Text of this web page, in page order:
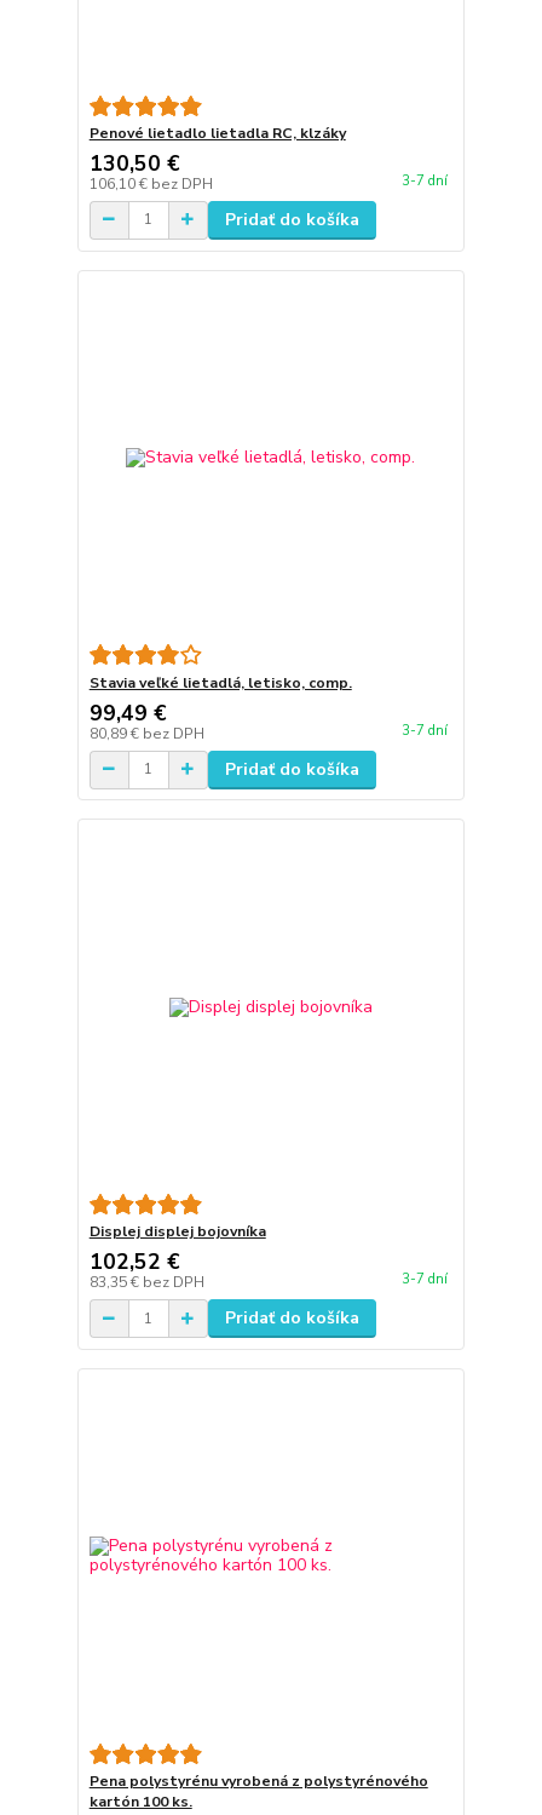
Penové lietadlo lietadla RC, klzáky
130,50 €
106,10 € bez DPH 3-7 dní
Pridať do košíka
Stavia veľké lietadlá, letisko, comp.
99,49 €
80,89 € bez DPH 3-7 dní
Pridať do košíka
Displej displej bojovníka
102,52 €
83,35 € bez DPH 3-7 dní
Pridať do košíka
Pena polystyrénu vyrobená z polystyrénového
kartón 100 ks.